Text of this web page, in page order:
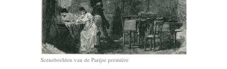
Scenebeelden van de Parijse première